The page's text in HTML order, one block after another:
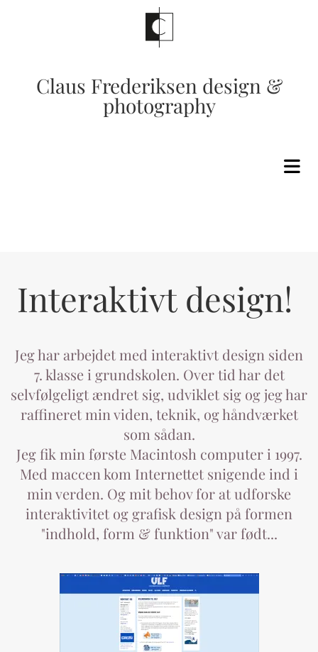
Claus Frederiksen design &
photography
Interaktivt design!
Jeg har arbejdet med interaktivt design siden
7. klasse i grundskolen. Over tid har det
selvfølgeligt ændret sig, udviklet sig og jeg har
raffineret min viden, teknik, og håndværket
som sådan.
Jeg fik min første Macintosh computer i 1997.
Med maccen kom Internettet snigende ind i
min verden. Og mit behov for at udforske
interaktivitet og grafisk design på formen
"indhold, form & funktion" var født...